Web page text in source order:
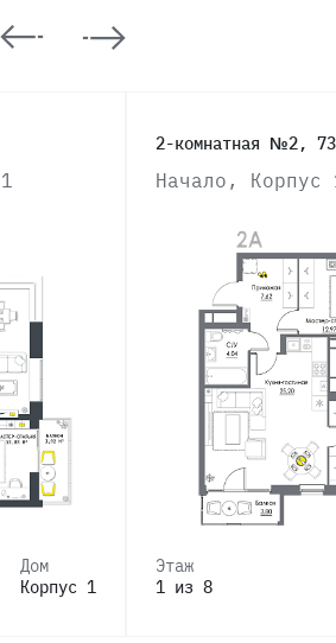
Дом
Корпус 1
2-комнатная №2,
Начало, Корпус
Этаж
1 из 8